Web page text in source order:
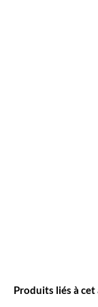
Produits liés à